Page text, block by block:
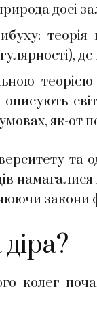
досі
описують
як-от
та
колег